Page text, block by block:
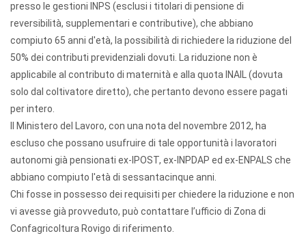
presso le gestioni INPS (esclusi i titolari di pensione di
reversibilità, supplementari e contributive), che abbiano
compiuto 65 anni d'età, la possibilità di richiedere la riduzione del
50% dei contributi previdenziali dovuti. La riduzione non è
applicabile al contributo di maternità e alla quota INAIL (dovuta
solo dal coltivatore diretto), che pertanto devono essere pagati
per intero.
Il Ministero del Lavoro, con una nota del novembre 2012, ha
escluso che possano usufruire di tale opportunità i lavoratori
autonomi già pensionati ex-IPOST, ex-INPDAP ed ex-ENPALS che
abbiano compiuto l'età di sessantacinque anni.
Chi fosse in possesso dei requisiti per chiedere la riduzione e non
vi avesse già provveduto, può contattare l’ufficio di Zona di
Confagricoltura Rovigo di riferimento.